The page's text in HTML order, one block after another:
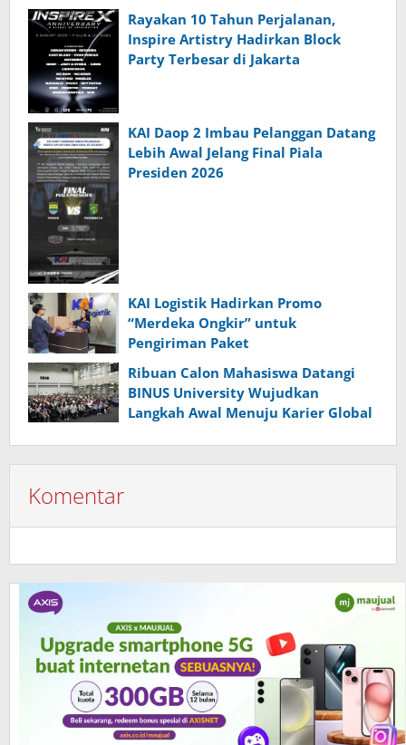
Rayakan 10 Tahun Perjalanan,
Inspire Artistry Hadirkan Block
Party Terbesar di Jakarta
KAI Daop 2 Imbau Pelanggan Datang
Lebih Awal Jelang Final Piala
Presiden 2026
KAI Logistik Hadirkan Promo
“Merdeka Ongkir” untuk
Pengiriman Paket
Ribuan Calon Mahasiswa Datangi
BINUS University Wujudkan
Langkah Awal Menuju Karier Global
Komentar